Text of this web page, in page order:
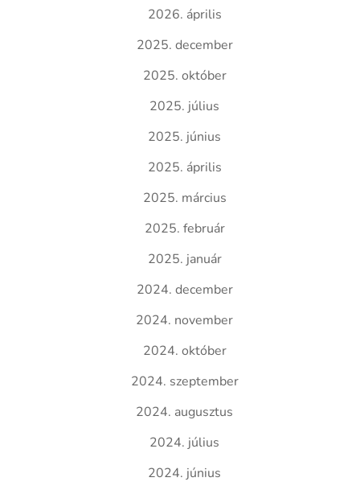
2026. április
2025. december
2025. október
2025. július
2025. június
2025. április
2025. március
2025. február
2025. január
2024. december
2024. november
2024. október
2024. szeptember
2024. augusztus
2024. július
2024. június